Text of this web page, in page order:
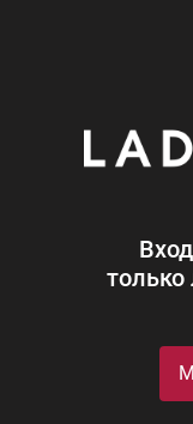
Новости Блог